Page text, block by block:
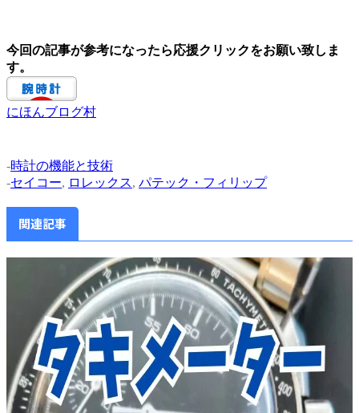
今回の記事が参考になったら応援クリックをお願い致しま
す。
にほんブログ村
-時計の機能と技術
-セイコー, ロレックス, パテック・フィリップ
関連記事